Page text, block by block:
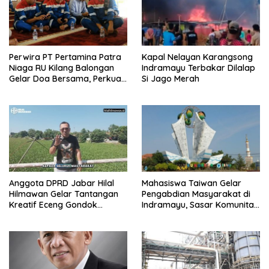
Perwira PT Pertamina Patra
Niaga RU Kilang Balongan
Gelar Doa Bersama, Perkuat
Kapal Nelayan Karangsong
Indramayu Terbakar Dilalap
Si Jago Merah
Anggota DPRD Jabar Hilal
Hilmawan Gelar Tantangan
Kreatif Eceng Gondok
Mahasiswa Taiwan Gelar
Pengabdian Masyarakat di
Indramayu, Sasar Komunitas